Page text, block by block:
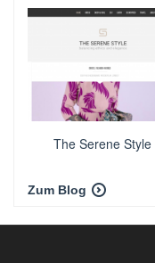
The Serene Style
Zum Blog